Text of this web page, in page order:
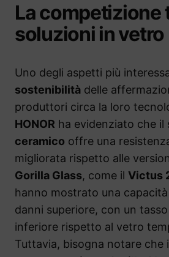
La competizione
soluzioni in vetro
Uno degli aspetti più
sostenibilità delle
produttori circa la loro
HONOR ha evidenziato che il
ceramico offre una
migliorata rispetto alle
Gorilla Glass, come il Victus
hanno mostrato una
danni superiore, con un
inferiore rispetto al vetro
Tuttavia, bisogna notare